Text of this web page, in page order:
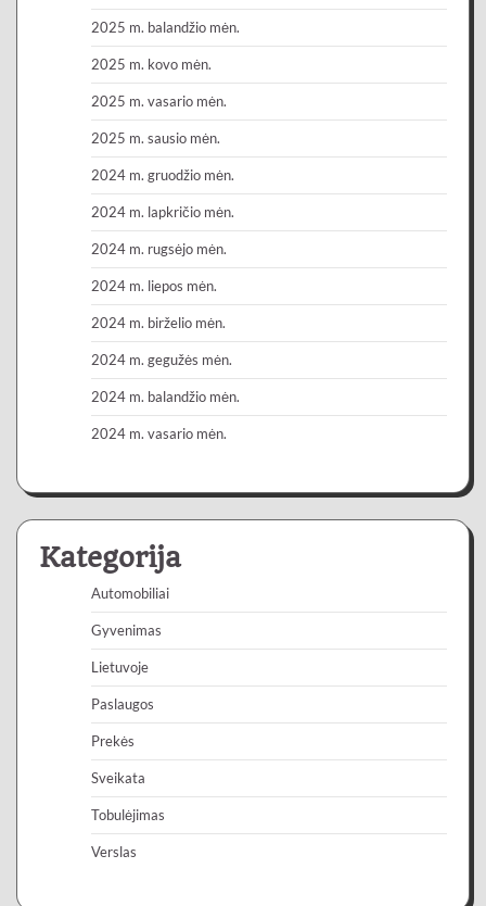
2025 m. balandžio mėn.
2025 m. kovo mėn.
2025 m. vasario mėn.
2025 m. sausio mėn.
2024 m. gruodžio mėn.
2024 m. lapkričio mėn.
2024 m. rugsėjo mėn.
2024 m. liepos mėn.
2024 m. birželio mėn.
2024 m. gegužės mėn.
2024 m. balandžio mėn.
2024 m. vasario mėn.
Kategorija
Automobiliai
Gyvenimas
Lietuvoje
Paslaugos
Prekės
Sveikata
Tobulėjimas
Verslas